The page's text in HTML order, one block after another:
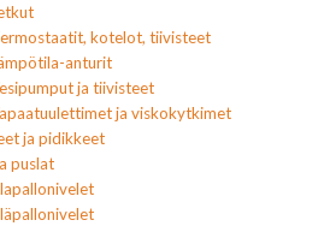
kotelot, tiivisteet
anturit
ja tiivisteet
ja viskokytkimet
ja pidikkeet
puslat